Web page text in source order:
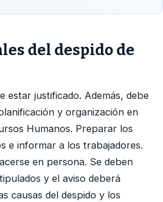
del despido de
estar justificado. Además, debe
y organización en
Humanos. Preparar los
e informar a los trabajadores.
en persona. Se deben
y el aviso deberá
causas del despido y los